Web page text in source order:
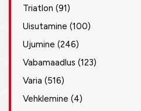
Triatlon (91)
Uisutamine (100)
Ujumine (246)
Vabamaadlus (123)
Varia (516)
Vehklemine (4)